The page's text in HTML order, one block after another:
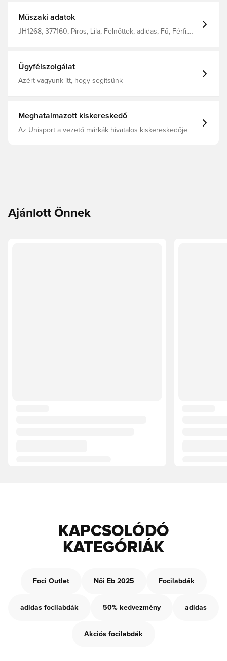
külső réteggel és ellenálló butil belsővel készült,
fejlesztéséhez. Butil belső
Műszaki adatok
JH1268, 377160, Piros, Lila, Felnőttek, adidas, Fű, Férfi,
Ügyfélszolgálat
Azért vagyunk itt, hogy segítsünk
Meghatalmazott kiskereskedő
Az Unisport a vezető márkák hivatalos kiskereskedője
Ajánlott Önnek
KAPCSOLÓDÓ
KATEGÓRIÁK
Foci Outlet Női Eb 2025 Focilabdák
adidas focilabdák 50% kedvezmény adidas
Akciós focilabdák